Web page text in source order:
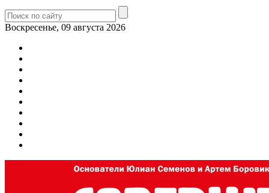
Воскресенье, 09 августа 2026